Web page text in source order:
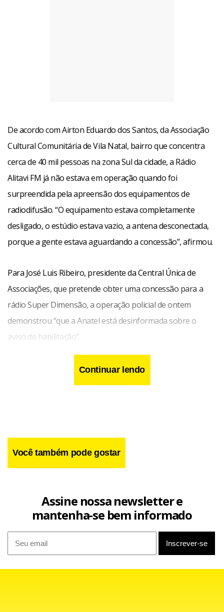
De acordo com Airton Eduardo dos Santos, da Associação
Cultural Comunitária de Vila Natal, bairro que concentra
cerca de 40 mil pessoas na zona Sul da cidade, a Rádio
Alitavi FM já não estava em operação quando foi
surpreendida pela apreensão dos equipamentos de
radiodifusão. “O equipamento estava completamente
desligado, o estúdio estava vazio, a antena desconectada,
porque a gente estava aguardando a concessão”, afirmou.
Para José Luis Ribeiro, presidente da Central Única de
Associações, que pretende obter uma concessão para a
rádio Super Dimensão, a operação policial de ontem
demonstrou “que a Anatel está desinformada sobre o
aviso de habilitação”.
Ele argumentou que está seguindo o "processo direitinho
Continuar lendo
Você também pode gostar
Assine nossa newsletter e
mantenha-se bem informado